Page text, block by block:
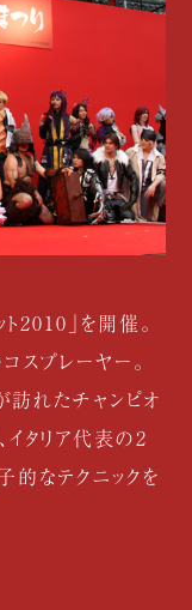
2010」を開催。
スプレーヤー。
れたチャンピオ
イタリア代表の2
的なテクニックを